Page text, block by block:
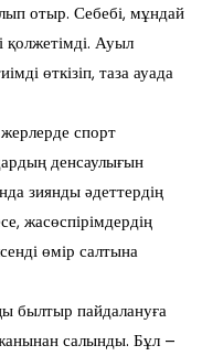
отыр. Себебі, мұндай
қолжетімді. Ауыл
өткізіп, таза ауада
спорт
денсаулығын
зиянды әдеттердің
жасөспірімдердің
өмір салтына
былтыр пайдалануға
салынды. Бұл –